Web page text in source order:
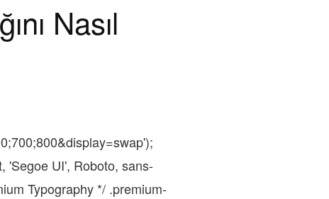
Nasıl
'Segoe UI', Roboto, sans-
Typography */ .premium-